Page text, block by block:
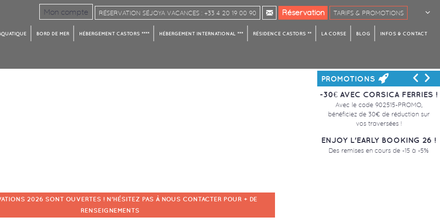
Mon compte RÉSERVATION SÉJOYA VACANCES : +33 4 20 19 00 90 Réservation TARIFS & PROMOTIONS
BORD DE MER HÉBERGEMENT CASTORS **** HÉBERGEMENT INTERNATIONAL *** RÉSIDENCE CASTORS ** LA CORSE BLOG INFOS & CONTACT
PROMOTIONS < >
-30€ AVEC CORSICA FERRIES !
Avec le code 902515-PROMO,
bénéficiez de 30€ de réduction sur
vos traversées !
ENJOY L'EARLY BOOKING 26 !
Des remises en cours de -15 à -5%
2026 SONT OUVERTES ! N'HÉSITEZ PAS À NOUS CONTACTER POUR + DE
RENSEIGNEMENTS